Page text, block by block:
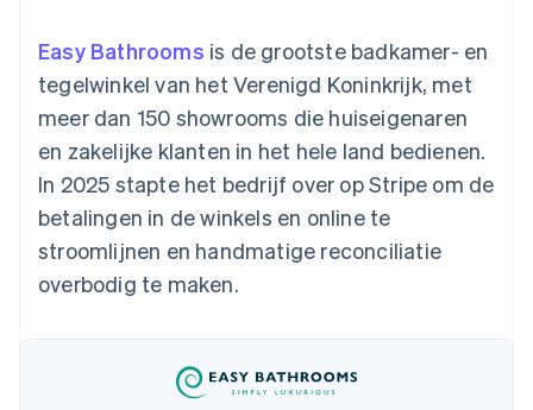
Terminal
Authorization
Boost
acceptatie
Link
Versneld afrekenen
Financial
Connections
Data gekoppelde
rekeningen
Platforms
SaaS
Per branche
AI-bedrijven
Creator economy
Horeca, reizen en vrije
Verzekering
Non-profitorganisaties
bieden
Betaalkaarten uitgeven
die door stablecoins
worden gedekt
Diensten voorzien en
beheren met agents
Bronnen
Voorbeelden van code
API-status
Productroadmap
Jaarlijks congres
Sessions
Vacatures
Stripe Newsroom
Stripe Press
Contact
Neem contact op
Easy Bathrooms is de grootste badkamer- en
tegelwinkel van het Verenigd Koninkrijk, met
meer dan 150 showrooms die huiseigenaren
en zakelijke klanten in het hele land bedienen.
In 2025 stapte het bedrijf over op Stripe om de
betalingen in de winkels en online te
stroomlijnen en handmatige reconciliatie
overbodig te maken.